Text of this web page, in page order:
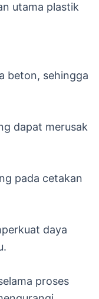
utama plastik
beton, sehingga
dapat merusak
pada cetakan
daya
proses